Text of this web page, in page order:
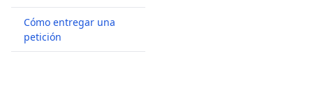
Cómo entregar una
petición